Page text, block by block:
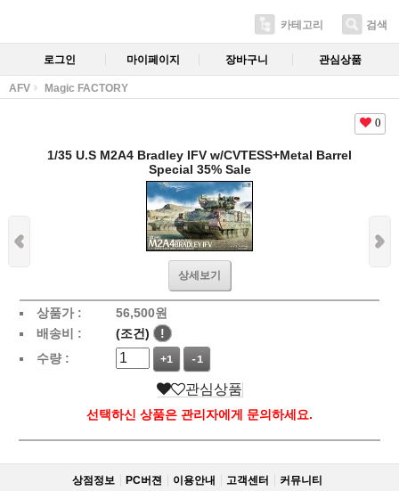
카테고리 검색
로그인 마이페이지 장바구니 관심상품
AFV Magic FACTORY
0
1/35 U.S M2A4 Bradley IFV w/CVTESS+Metal Barrel
Special 35% Sale
상세보기
상품가 : 56,500원
배송비 :
(조건)
!
수량 :
+1 -1
관심상품
선택하신 상품은 관리자에게 문의하세요.
상점정보 PC버젼 이용안내 고객센터 커뮤니티